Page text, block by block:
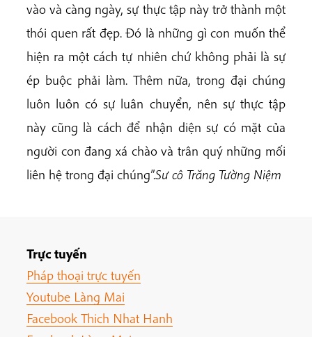
vào và càng ngày, sự thực tập này trở thành một
thói quen rất đẹp. Đó là những gì con muốn thể
hiện ra một cách tự nhiên chứ không phải là sự
ép buộc phải làm. Thêm nữa, trong đại chúng
luôn luôn có sự luân chuyển, nên sự thực tập
này cũng là cách để nhận diện sự có mặt của
người con đang xá chào và trân quý những mối
liên hệ trong đại chúng”.Sư cô Trăng Tường Niệm
Trực tuyến
Pháp thoại trực tuyến
Youtube Làng Mai
Facebook Thich Nhat Hanh